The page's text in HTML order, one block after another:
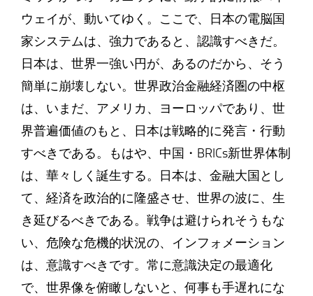
ウェイが、動いてゆく。ここで、日本の電脳国
家システムは、強力であると、認識すべきだ。
日本は、世界一強い円が、あるのだから、そう
簡単に崩壊しない。世界政治金融経済圏の中枢
は、いまだ、アメリカ、ヨーロッパであり、世
界普遍価値のもと、日本は戦略的に発言・行動
すべきである。もはや、中国・BRICs新世界体制
は、華々しく誕生する。日本は、金融大国とし
て、経済を政治的に隆盛させ、世界の波に、生
き延びるべきである。戦争は避けられそうもな
い、危険な危機的状況の、インフォメーション
は、意識すべきです。常に意識決定の最適化
で、世界像を俯瞰しないと、何事も手遅れにな